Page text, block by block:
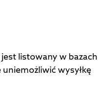
listowany w bazach
wysyłkę